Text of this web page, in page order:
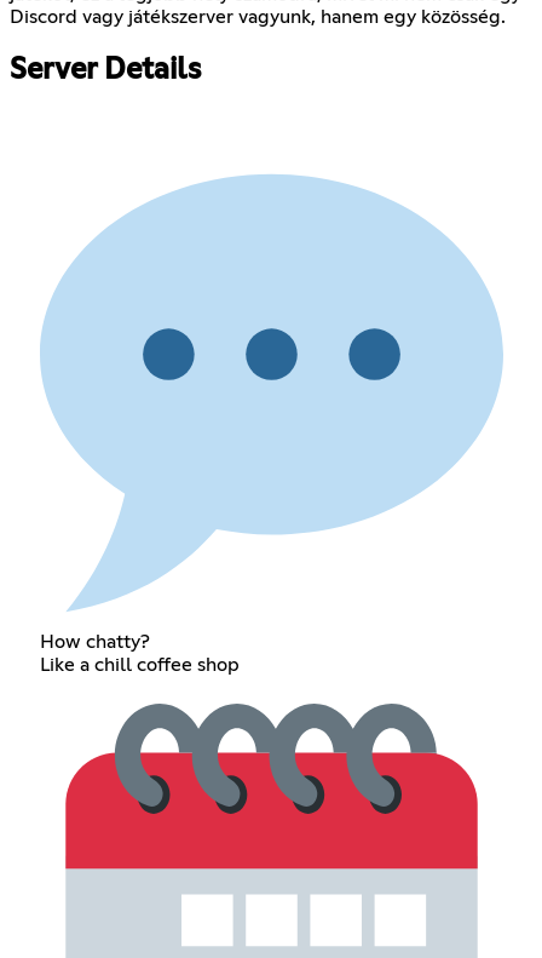
Discord vagy játékszerver vagyunk, hanem egy közösség.
Server Details
How chatty?
Like a chill coffee shop